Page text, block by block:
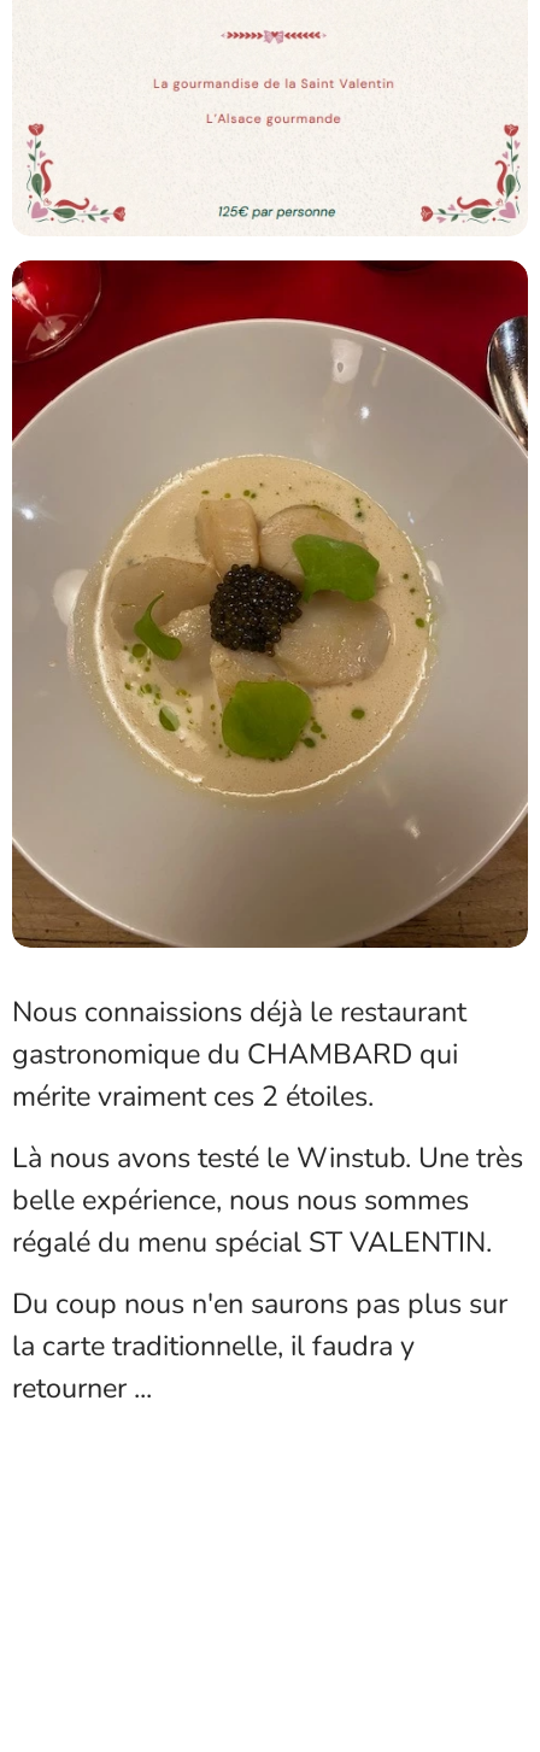
Nous connaissions déjà le restaurant
gastronomique du CHAMBARD qui
mérite vraiment ces 2 étoiles.
Là nous avons testé le Winstub. Une très
belle expérience, nous nous sommes
régalé du menu spécial ST VALENTIN.
Du coup nous n'en saurons pas plus sur
la carte traditionnelle, il faudra y
retourner ...